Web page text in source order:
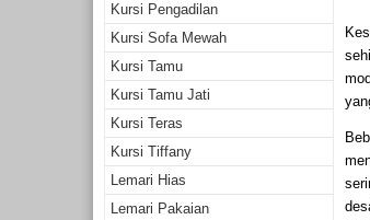
Kursi Pengadilan
Kursi Sofa Mewah
Kursi Tamu
Kursi Tamu Jati
Kursi Teras
Kursi Tiffany
Lemari Hias
Lemari Pakaian